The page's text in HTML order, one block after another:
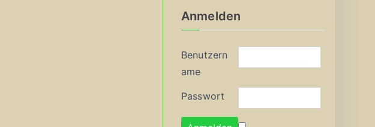
Anmelden
Benutzern
ame
Passwort